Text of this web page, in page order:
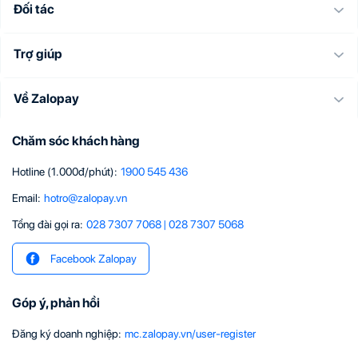
Đối tác
Trợ giúp
Về Zalopay
Chăm sóc khách hàng
Hotline (1.000đ/phút): 1900 545 436
Email: hotro@zalopay.vn
Tổng đài gọi ra: 028 7307 7068| 028 7307 5068
Facebook Zalopay
Góp ý, phản hồi
Đăng ký doanh nghiệp: mc.zalopay.vn/user-register